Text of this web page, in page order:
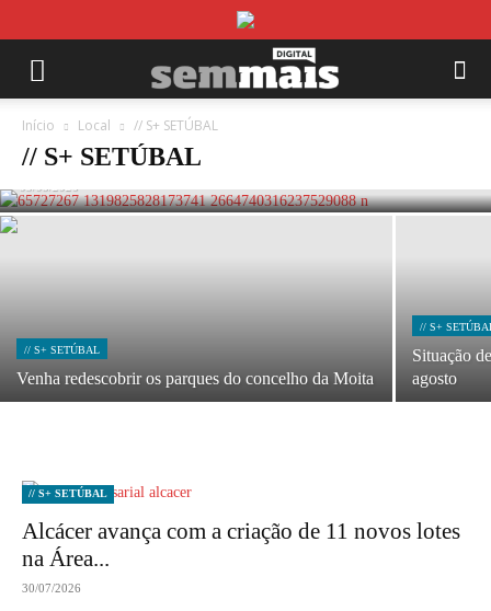
Início Local // S+ SETÚBAL
// S+ SETÚBAL
// S+ SETÚBAL
Festas do Barreiro: Dez dias de arromba
// S+ SETÚBAL
Venha redescobrir os parques do concelho da Moita
// S+
Situação
agosto
// S+ SETÚBAL
Alcácer avança com a criação de 11 novos lotes
na Área...
30/07/2026